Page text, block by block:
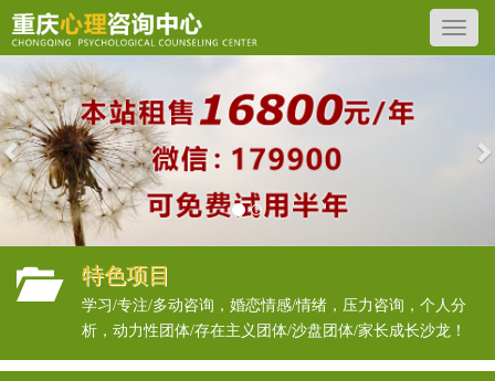
Previous
特色项目
学习/专注/多动咨询，婚恋情感/情绪，压力咨询，个人分
析，动力性团体/存在主义团体/沙盘团体/家长成长沙龙！